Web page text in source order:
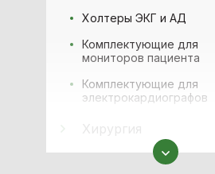
Холтеры ЭКГ и АД
Комплектующие для
мониторов пациента
Комплектующие для
электрокардиографов
Медицинская мебель